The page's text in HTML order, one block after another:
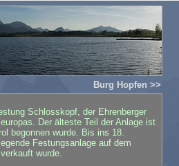
Burg Hopfen >>
Schlosskopf, der Ehrenberger
Der älteste Teil der Anlage ist
begonnen wurde. Bis ins 18.
Festungsanlage auf dem
wurde.